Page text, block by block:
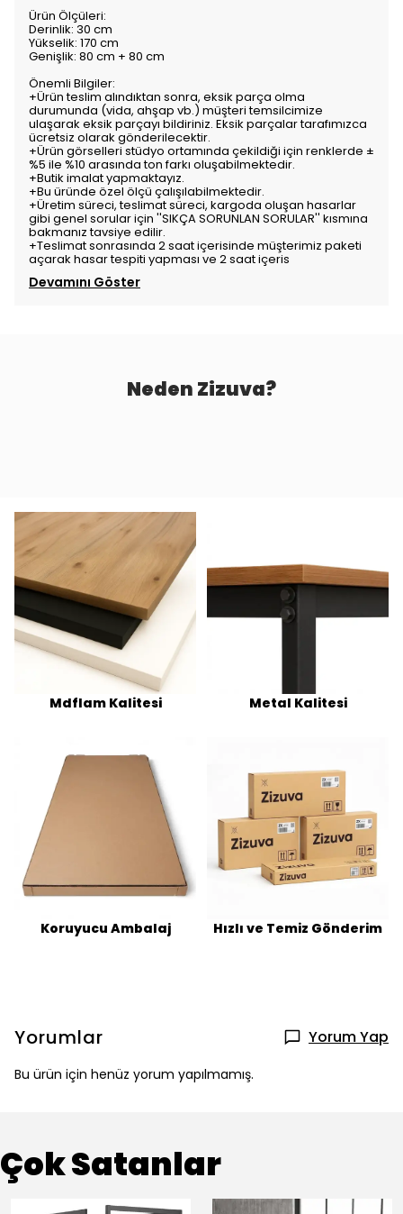
Ürün Ölçüleri:
Derinlik: 30 cm
Yükselik: 170 cm
Genişlik: 80 cm + 80 cm
Önemli Bilgiler:
+Ürün teslim alındıktan sonra, eksik parça olma
durumunda (vida, ahşap vb.) müşteri temsilcimize
ulaşarak eksik parçayı bildiriniz. Eksik parçalar tarafımızca
ücretsiz olarak gönderilecektir.
+Ürün görselleri stüdyo ortamında çekildiği için renklerde ±
%5 ile %10 arasında ton farkı oluşabilmektedir.
+Butik imalat yapmaktayız.
+Bu üründe özel ölçü çalışılabilmektedir.
+Üretim süreci, teslimat süreci, kargoda oluşan hasarlar
gibi genel sorular için ''SIKÇA SORUNLAN SORULAR'' kısmına
bakmanız tavsiye edilir.
+Teslimat sonrasında 2 saat içerisinde müşterimiz paketi
açarak hasar tespiti yapması ve 2 saat içeris
Devamını Göster
Neden Zizuva?
Mdflam Kalitesi Metal Kalitesi
Koruyucu Ambalaj Hızlı ve Temiz Gönderim
Yorumlar Yorum Yap
Bu ürün için henüz yorum yapılmamış.
Çok Satanlar